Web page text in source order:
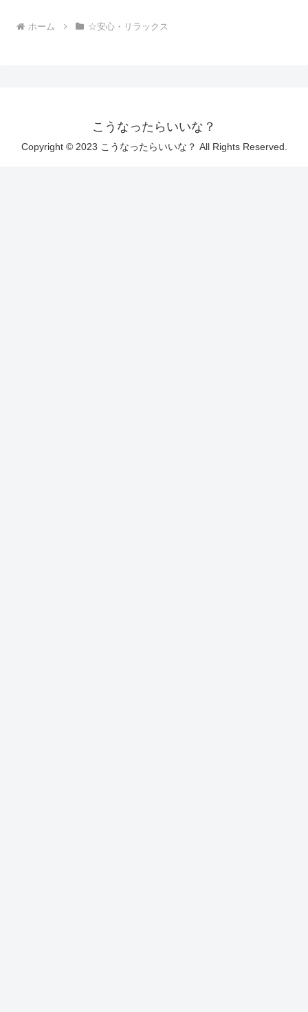
ホーム ☆安心・リラックス
こうなったらいいな？
Copyright © 2023 こうなったらいいな？ All Rights Reserved.